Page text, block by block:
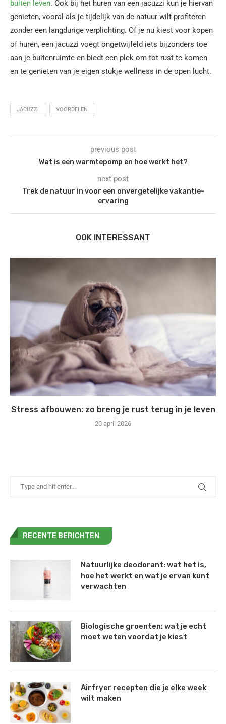
buiten leven. Ook bij het huren van een jacuzzi kun je hiervan
genieten, vooral als je tijdelijk van de natuur wilt profiteren
zonder een langdurige verplichting. Of je nu kiest voor kopen
of huren, een jacuzzi voegt ongetwijfeld iets bijzonders toe
aan je buitenruimte en biedt een plek om tot rust te komen
en te genieten van je eigen stukje wellness in de open lucht.
JACUZZI VOORDELEN
previous post
Wat is een warmtepomp en hoe werkt het?
next post
Trek de natuur in voor een onvergetelijke vakantie-
ervaring
OOK INTERESSANT
Stress afbouwen: zo breng je rust terug in je leven
20 april 2026
RECENTE BERICHTEN
Natuurlijke deodorant: wat het is,
hoe het werkt en wat je ervan kunt
verwachten
Biologische groenten: wat je echt
moet weten voordat je kiest
Airfryer recepten die je elke week
wilt maken